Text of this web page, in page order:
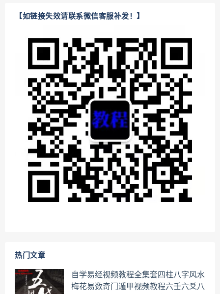
【如链接失效请联系微信客服补发！】
热门文章
自学易经视频教程全集套四柱八字风水
梅花易数奇门遁甲视频教程六壬六爻八